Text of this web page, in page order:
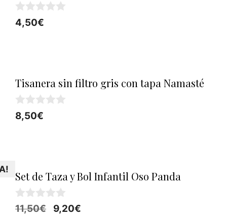
0
d
4,50€
Tisanera sin filtro gris con tapa Namasté
0
d
8,50€
Set de Taza y Bol Infantil Oso Panda
0
d
11,50€
El
9,20€